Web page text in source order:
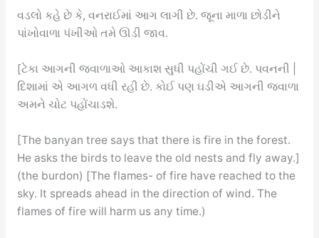
વડલો કહે છે કે, વનરાઈમાં આગ લાગી છે. જૂના માળા છોડીને
પાંખોવાળા પંખીઓ તમે ઊડી જાવ.
[ટેકા આગની જ્વાળાઓ આકાશ સુધી પહોંચી ગઈ છે. પવનની |
દિશામાં એ આગળ વધી રહી છે. કોઈ પણ ઘડીએ આગની જ્વાળા
અમને ચોટ પહોંચાડશે.
[The banyan tree says that there is fire in the forest.
He asks the birds to leave the old nests and fly away.]
(the burdon) [The flames- of fire have reached to the
sky. It spreads ahead in the direction of wind. The
flames of fire will harm us any time.)